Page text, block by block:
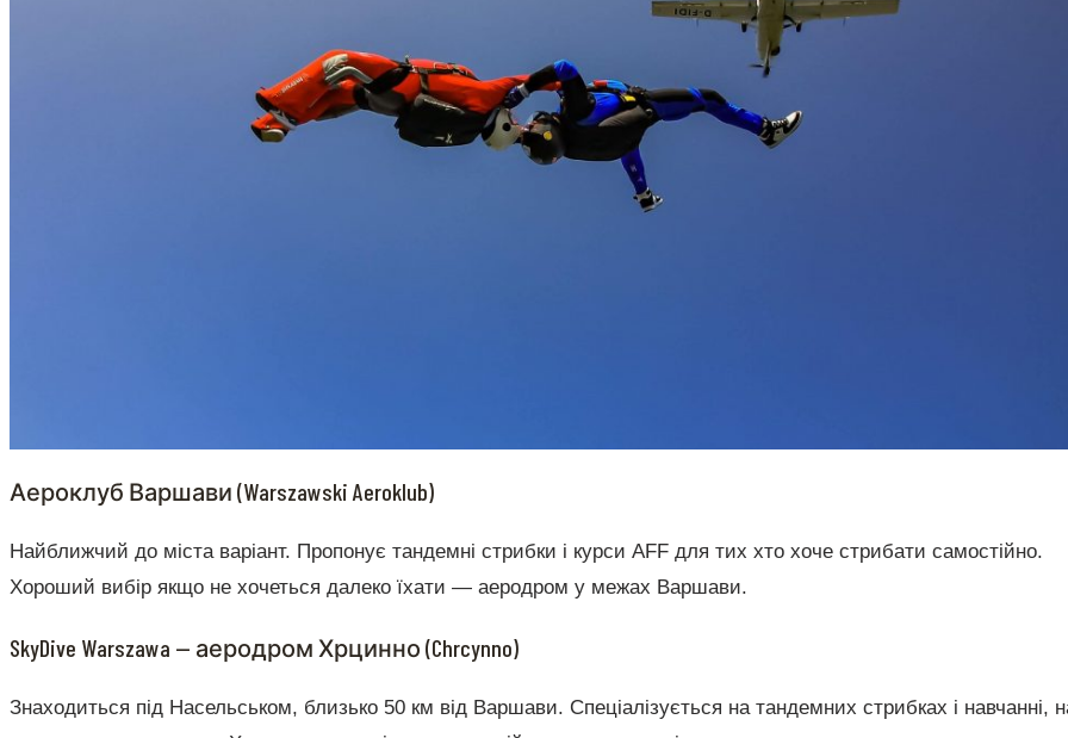
Аероклуб Варшави (Warszawski Aeroklub)
Найближчий до міста варіант. Пропонує тандемні стрибки і курси AFF для тих хто хоче стрибати самостійно.
Хороший вибір якщо не хочеться далеко їхати — аеродром у межах Варшави.
SkyDive Warszawa — аеродром Хрцинно (Chrcynno)
Знаходиться під Насельськом, близько 50 км від Варшави. Спеціалізується на тандемних стрибках і навчанні,